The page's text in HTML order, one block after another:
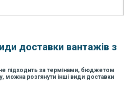
доставки вантажів з
підходить за термінами, бюджетом
можна розгянути інші види доставки